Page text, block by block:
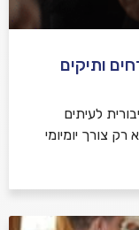
ותיקים
לעיתים
צורך יומיומי